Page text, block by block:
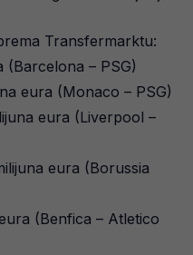
Transfermarktu:
(Barcelona – PSG)
eura (Monaco – PSG)
eura (Liverpool –
eura (Borussia
(Benfica – Atletico